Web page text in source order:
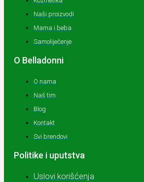
Naši proizvodi
Mama i beba
Samoliječenje
O Belladonni
O nama
Naš tim
Blog
Kontakt
Svi brendovi
Politike i uputstva
Uslovi korišćenja